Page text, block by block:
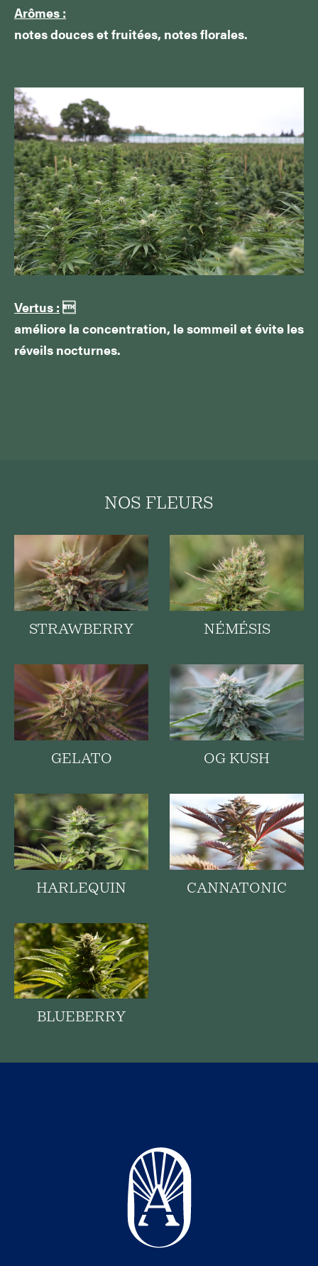
Arômes :
notes douces et fruitées, notes florales.
Vertus : 
améliore la concentration, le sommeil et évite les
réveils nocturnes.
NOS FLEURS
STRAWBERRY NÉMÉSIS
GELATO OG KUSH
HARLEQUIN CANNATONIC
BLUEBERRY